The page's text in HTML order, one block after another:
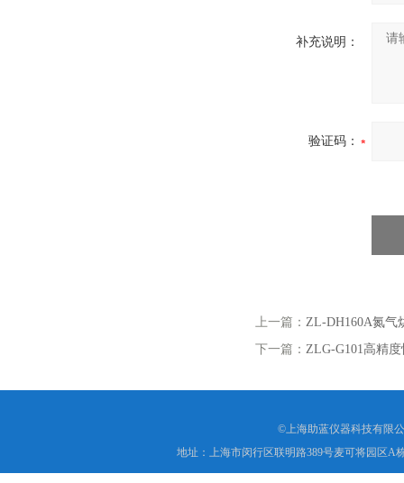
补充说明：
验证码：
上一篇： ZL-DH160A氮气
下一篇： ZLG-G101高精
©上海助蓝仪器科技有限
地址：上海市闵行区联明路389号麦可将园区A